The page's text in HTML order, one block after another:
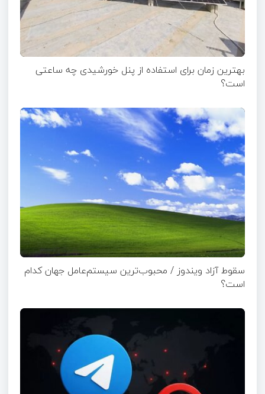
بهترین زمان برای استفاده از پنل خورشیدی چه ساعتی
است؟
سقوط آزاد ویندوز / محبوب‌ترین سیستم‌عامل جهان کدام
است؟